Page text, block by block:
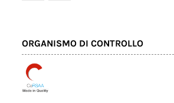
ORGANISMO DI CONTROLLO